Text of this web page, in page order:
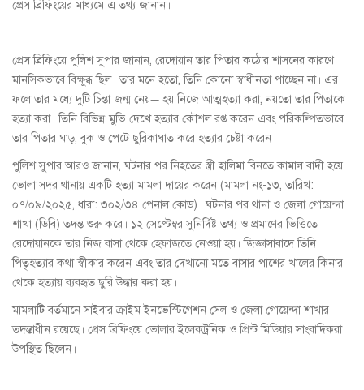
প্রেস ব্রিফিংয়ের মাধ্যমে এ তথ্য জানান।
প্রেস ব্রিফিংয়ে পুলিশ সুপার জানান, রেদোয়ান তার পিতার কঠোর শাসনের কারণে
মানসিকভাবে বিক্ষুব্ধ ছিল। তার মনে হতো, তিনি কোনো স্বাধীনতা পাচ্ছেন না। এর
ফলে তার মধ্যে দুটি চিন্তা জন্ম নেয়— হয় নিজে আত্মহত্যা করা, নয়তো তার পিতাকে
হত্যা করা। তিনি বিভিন্ন মুভি দেখে হত্যার কৌশল রপ্ত করেন এবং পরিকল্পিতভাবে
তার পিতার ঘাড়, বুক ও পেটে ছুরিকাঘাত করে হত্যার চেষ্টা করেন।
পুলিশ সুপার আরও জানান, ঘটনার পর নিহতের স্ত্রী হালিমা বিনতে কামাল বাদী হয়ে
ভোলা সদর থানায় একটি হত্যা মামলা দায়ের করেন (মামলা নং-১৩, তারিখ:
০৭/০৯/২০২৫, ধারা: ৩০২/৩৪ পেনাল কোড)। ঘটনার পর থানা ও জেলা গোয়েন্দা
শাখা (ডিবি) তদন্ত শুরু করে। ১২ সেপ্টেম্বর সুনির্দিষ্ট তথ্য ও প্রমাণের ভিত্তিতে
রেদোয়ানকে তার নিজ বাসা থেকে হেফাজতে নেওয়া হয়। জিজ্ঞাসাবাদে তিনি
পিতৃহত্যার কথা স্বীকার করেন এবং তার দেখানো মতে বাসার পাশের খালের কিনার
থেকে হত্যায় ব্যবহৃত ছুরি উদ্ধার করা হয়।
মামলাটি বর্তমানে সাইবার ক্রাইম ইনভেস্টিগেশন সেল ও জেলা গোয়েন্দা শাখার
তদন্তাধীন রয়েছে। প্রেস ব্রিফিংয়ে ভোলার ইলেকট্রনিক ও প্রিন্ট মিডিয়ার সাংবাদিকরা
উপস্থিত ছিলেন।